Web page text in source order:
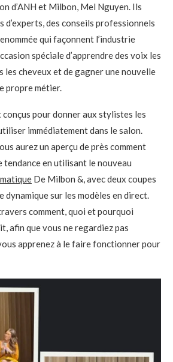
d’ANH et Milbon, Mel Nguyen. Ils
d’experts, des conseils professionnels
qui façonnent l’industrie
spéciale d’apprendre des voix les
les cheveux et de gagner une nouvelle
propre métier.
conçus pour donner aux stylistes les
immédiatement dans le salon.
aurez un aperçu de près comment
tendance en utilisant le nouveau
De Milbon &, avec deux coupes
dynamique sur les modèles en direct.
comment, quoi et pourquoi
afin que vous ne regardiez pas
apprenez à le faire fonctionner pour